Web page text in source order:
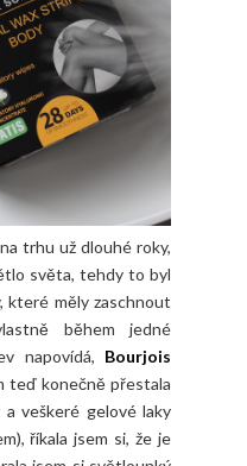
trhu už dlouhé roky,
světa, tehdy to byl
které měly zaschnout
během jedné
napovídá, Bourjois
teď konečně přestala
veškeré gelové laky
říkala jsem si, že je